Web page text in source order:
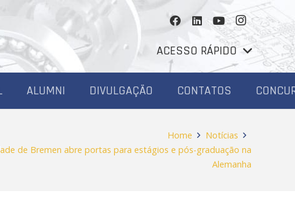
ACESSO RÁPIDO
ALUMNI DIVULGAÇÃO CONTATOS
Home
Notícias
de Bremen abre portas para estágios e pós-graduação na
Alemanha